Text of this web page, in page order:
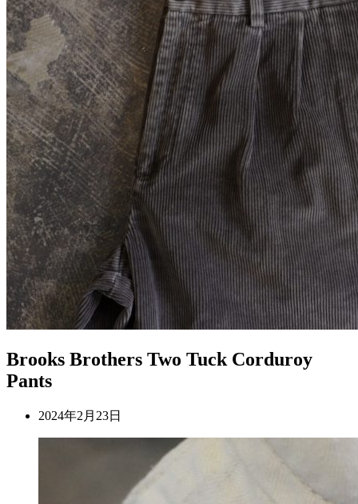
Brooks Brothers Two Tuck Corduroy
Pants
2024年2月23日